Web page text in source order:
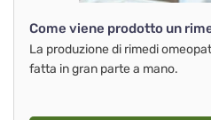
Come viene prodotto un
La produzione di rimedi
fatta in gran parte a mano.